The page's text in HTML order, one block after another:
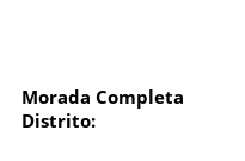
Morada Completa
Distrito: